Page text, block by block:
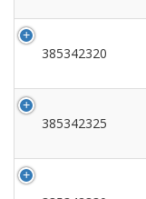
385342320
385342325